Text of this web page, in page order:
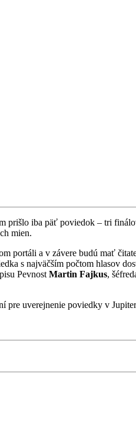
iba päť poviedok – tri
mien.
portáli a v závere budú mať
s najväčším počtom hlasov
Pevnost Martin Fajkus,
pre uverejnenie poviedky v